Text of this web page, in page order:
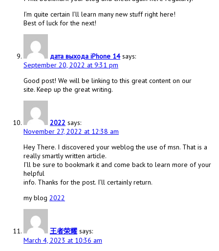
I’m quite certain I’ll learn many new stuff right here!
Best of luck for the next!
дата выхода iPhone 14 says:
September 20, 2022 at 9:31 pm
Good post! We will be linking to this great content on our
site. Keep up the great writing.
2022 says:
November 27, 2022 at 12:38 am
Hey There. I discovered your weblog the use of msn. That is a
really smartly written article.
I’ll be sure to bookmark it and come back to learn more of your
helpful
info. Thanks for the post. I’ll certainly return.
my blog 2022
王者荣耀 says:
March 4, 2023 at 10:36 am